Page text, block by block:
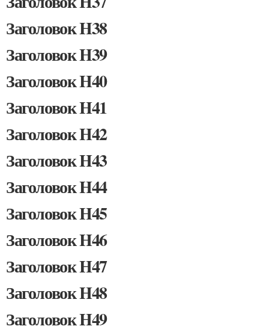
Заголовок H38
Заголовок H39
Заголовок H40
Заголовок H41
Заголовок H42
Заголовок H43
Заголовок H44
Заголовок H45
Заголовок H46
Заголовок H47
Заголовок H48
Заголовок H49